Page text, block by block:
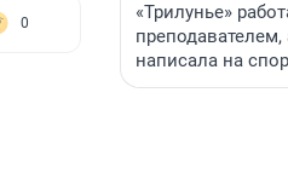
0
«Трилунье»
написала на